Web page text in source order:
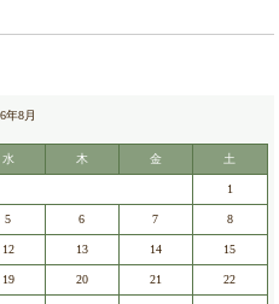
年8月
水 木 金 土
1
5 6 7 8
12 13 14 15
19 20 21 22